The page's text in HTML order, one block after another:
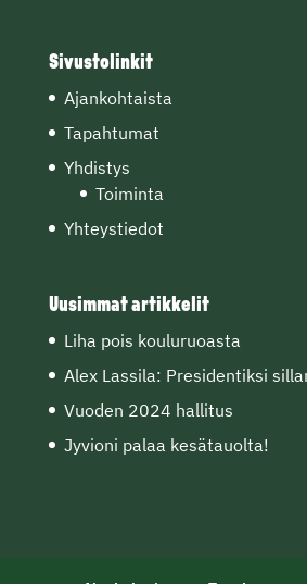
Sivustolinkit
Ajankohtaista
Tapahtumat
Yhdistys
Toiminta
Yhteystiedot
Uusimmat artikkelit
Liha pois kouluruoasta
Alex Lassila: Presidentiksi
Vuoden 2024 hallitus
Jyvioni palaa kesätauolta!